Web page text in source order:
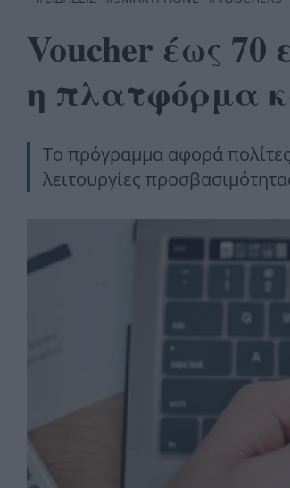
Voucher έως
η πλατφόρμα
Το πρόγραμμα αφορά
λειτουργίες